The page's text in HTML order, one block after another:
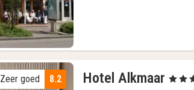
8.2
Zeer goed Hotel Alkmaar 1
, 4